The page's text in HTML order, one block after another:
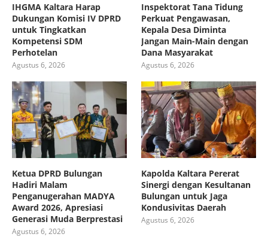
IHGMA Kaltara Harap
Dukungan Komisi IV DPRD
untuk Tingkatkan
Kompetensi SDM
Perhotelan
Agustus 6, 2026
Inspektorat Tana Tidung
Perkuat Pengawasan,
Kepala Desa Diminta
Jangan Main-Main dengan
Dana Masyarakat
Agustus 6, 2026
Ketua DPRD Bulungan
Hadiri Malam
Penganugerahan MADYA
Award 2026, Apresiasi
Generasi Muda Berprestasi
Agustus 6, 2026
Kapolda Kaltara Pererat
Sinergi dengan Kesultanan
Bulungan untuk Jaga
Kondusivitas Daerah
Agustus 6, 2026